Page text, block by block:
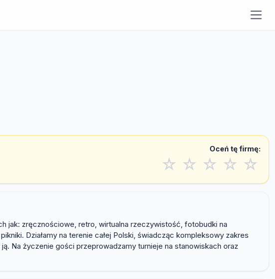
Oceń tę firmę:
☆ ☆ ☆ ☆ ☆
jak: zręcznościowe, retro, wirtualna rzeczywistość, fotobudki na
Działamy na terenie całej Polski, świadcząc kompleksowy zakres
Na życzenie gości przeprowadzamy turnieje na stanowiskach oraz